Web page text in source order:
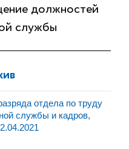
должностей
службы
отдела по труду
службы и кадров,